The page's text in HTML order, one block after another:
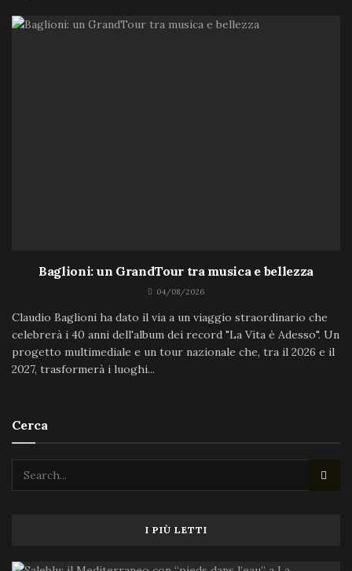
Baglioni: un GrandTour tra musica e bellezza
04/08/2026
Claudio Baglioni ha dato il via a un viaggio straordinario che
celebrerà i 40 anni dell'album dei record "La Vita è Adesso". Un
progetto multimediale e un tour nazionale che, tra il 2026 e il
2027, trasformerà i luoghi...
Cerca
I PIÙ LETTI